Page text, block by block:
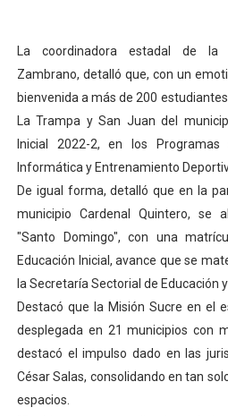
Entregan planta eléctrica
Expertos inspeccionan
Dictan MasterClass en el
Campo Elías avanza con plan
Encuentro estadal fortalece
Gobernador Arnaldo
Plan Quirúrgico Regional
La coordinadora estadal de la
Zambrano, detalló que, con un
bienvenida a más de 200
La Trampa y San Juan del
Inicial 2022-2, en los Programas
Informática y Entrenamiento
De igual forma, detalló que en la
municipio Cardenal Quintero, se
"Santo Domingo", con una
Educación Inicial, avance que se
la Secretaría Sectorial de Educación
Destacó que la Misión Sucre en el
desplegada en 21 municipios con
destacó el impulso dado en las
César Salas, consolidando en tan
espacios.